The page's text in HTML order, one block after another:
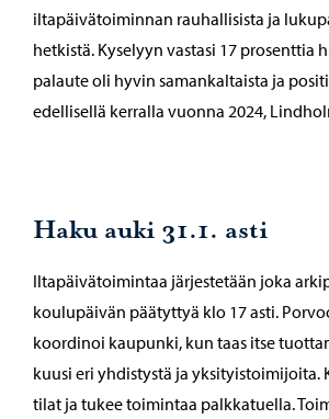
iltapäivätoiminnan rauhallisista ja
hetkistä. Kyselyyn vastasi 17 prosenttia
palaute oli hyvin samankaltaista ja
edellisellä kerralla vuonna 2024,
Haku auki 31.1. asti
Iltapäivätoimintaa järjestetään joka
koulupäivän päätyttyä klo 17 asti.
koordinoi kaupunki, kun taas itse
kuusi eri yhdistystä ja yksityistoimijoita.
tilat ja tukee toimintaa palkkatuella.